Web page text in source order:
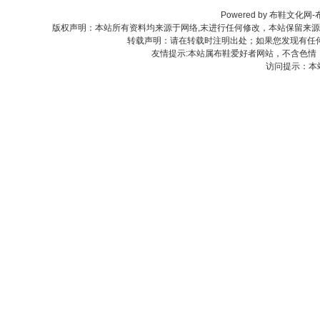
Powered by 布鞋文化网-
版权声明：本站所有资料均来源于网络,末进行任何修改，本站保留来
转载声明：请在转载时注明出处；如果您发现有
友情提示:本站属布鞋爱好者网站，不含色
访问提示：